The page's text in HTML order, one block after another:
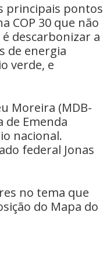
principais pontos
COP 30 que não
descarbonizar a
de energia
verde, e
Moreira (MDB-
de Emenda
nacional.
federal Jonas
no tema que
do Mapa do